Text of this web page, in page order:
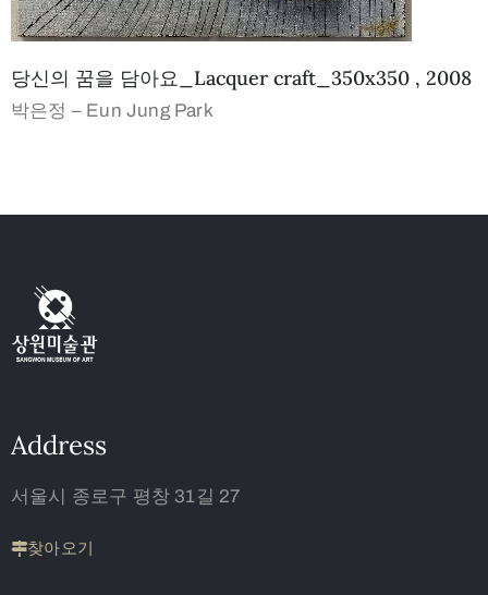
당신의 꿈을 담아요_Lacquer craft_350x350 , 2008
박은정 – Eun Jung Park
Address
서울시 종로구 평창 31길 27
찾아오기